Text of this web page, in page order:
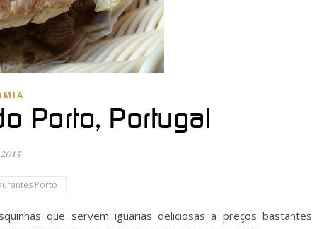
Porto, Portugal
Porto
que servem iguarias deliciosas a preços bastantes